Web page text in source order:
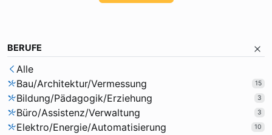
BERUFE
Alle
Bau/Architektur/Vermessung
15
Bildung/Pädagogik/Erziehung 3
Büro/Assistenz/Verwaltung 3
Elektro/Energie/Automatisierung 10